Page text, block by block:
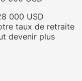
000 USD
taux de retraite
devenir plus